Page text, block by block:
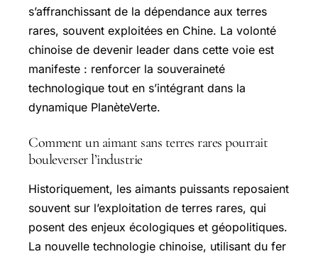
s’affranchissant de la dépendance aux terres
rares, souvent exploitées en Chine. La volonté
chinoise de devenir leader dans cette voie est
manifeste : renforcer la souveraineté
technologique tout en s’intégrant dans la
dynamique PlanèteVerte.
Comment un aimant sans terres rares pourrait
bouleverser l’industrie
Historiquement, les aimants puissants reposaient
souvent sur l’exploitation de terres rares, qui
posent des enjeux écologiques et géopolitiques.
La nouvelle technologie chinoise, utilisant du fer